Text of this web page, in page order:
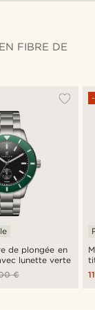
FIBRE DE
de plongée en
lunette verte
€